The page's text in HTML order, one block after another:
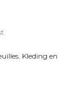
, Kleding en